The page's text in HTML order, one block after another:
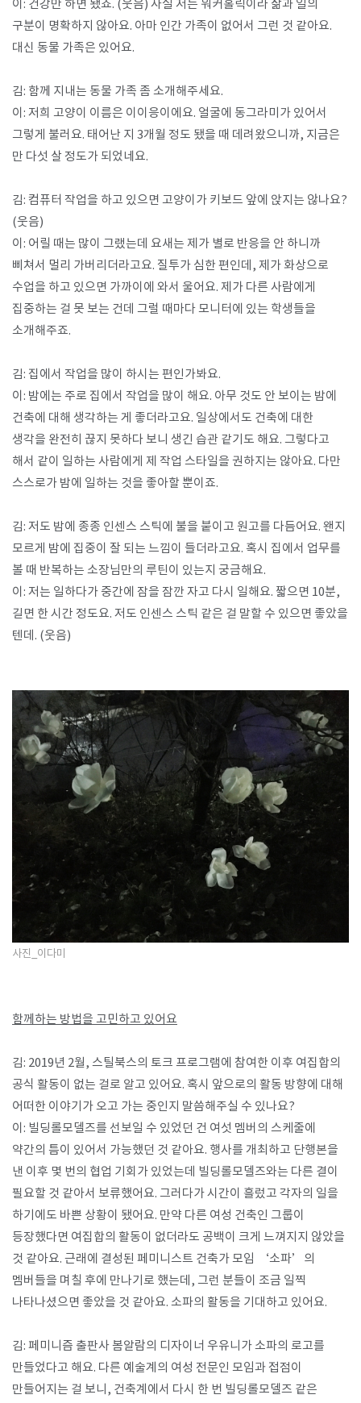
이: 건강만 하면 됐죠. (웃음) 사실 저는 워커홀릭이라 삶과 일의
구분이 명확하지 않아요. 아마 인간 가족이 없어서 그런 것 같아요.
대신 동물 가족은 있어요.
김: 함께 지내는 동물 가족 좀 소개해주세요.
이: 저희 고양이 이름은 이이응이에요. 얼굴에 동그라미가 있어서
그렇게 불러요. 태어난 지 3개월 정도 됐을 때 데려왔으니까​, 지금은
만 다섯 살 정도가 되었네요.
김: 컴퓨터 작업을 하고 있으면 고양이가 키보드 앞에 앉지는 않나요?
(웃음)
이: 어릴 때는 많이 그랬는데 요새는 제가 별로 반응을 안 하니까
삐쳐서 멀리 가버리더라고요. 질투가 심한 편인데, 제가 화상으로
수업을 하고 있으면 가까이에 와서 울어요. 제가 다른 사람에게
집중하는 걸 못 보는 건데 그럴 때마다 모니터에 있는 학생들을
소개해주죠.
김: 집에서 작업을 많이 하시는 편인가봐요.
이: 밤에는 주로 집에서 작업을 많이 해요. 아무 것도 안 보이는 밤에
건축에 대해 생각하는 게 좋더라고요. 일상에서도 건축에 대한
생각을 완전히 끊지 못하다 보니 생긴 습관 같기도 해요. 그렇다고
해서 같이 일하는 사람에게 제 작업 스타일을 권하지는 않아요. 다만
스스로가 밤에 일하는 것을 좋아할 뿐이죠.
김: 저도 밤에 종종 인센스 스틱에 불을 붙이고 원고를 다듬어요. 왠지
모르게 밤에 집중이 잘 되는 느낌이 들더라고요. 혹시 집에서 업무를
볼 때 반복하는 소장님만의 루틴이 있는지 궁금해요.
이: 저는 일하다가 중간에 잠을 잠깐 자고 다시 일해요. 짧으면 10분,
길면 한 시간 정도요. 저도 인센스 스틱 같은 걸 말할 수 있으면 좋았을
텐데. (웃음)
사진_이다미
함께하는 방법을 고민하고 있어요
김: 2019년 2월, 스틸북스의 토크 프로그램에 참여한 이후 여집합의
공식 활동이 없는 걸로 알고 있어요. 혹시 앞으로의 활동 방향에 대해
어떠한 이야기가 오고 가는 중인지 말씀해주실 수 있나요?
이: 빌딩롤모델즈를 선보일 수 있었던 건 여섯 멤버의 스케줄에
약간의 틈이 있어서 가능했던 것 같아요. 행사를 개최하고 단행본을
낸 이후 몇 번의 협업 기회가 있었는데 빌딩롤모델즈와는 다른 결이
필요할 것 같아서 보류했어요. 그러다가 시간이 흘렀고 각자의 일을
하기에도 바쁜 상황이 됐어요. 만약 다른 여성 건축인 그룹이
등장했다면 여집합의 활동이 없더라도 공백이 크게 느껴지지 않았을
것 같아요. 근래에 결성된 페미니스트 건축가 모임 ‘소파’의
멤버들을 며칠 후에 만나기로 했는데, 그런 분들이 조금 일찍
나타나셨으면 좋았을 것 같아요. 소파의 활동을 기대하고 있어요.
김: 페미니즘 출판사 봄알람의 디자이너 우유니가 소파의 로고를
만들었다고 해요. 다른 예술계의 여성 전문인 모임과 접점이
만들어지는 걸 보니, 건축계에서 다시 한 번 빌딩롤모델즈 같은